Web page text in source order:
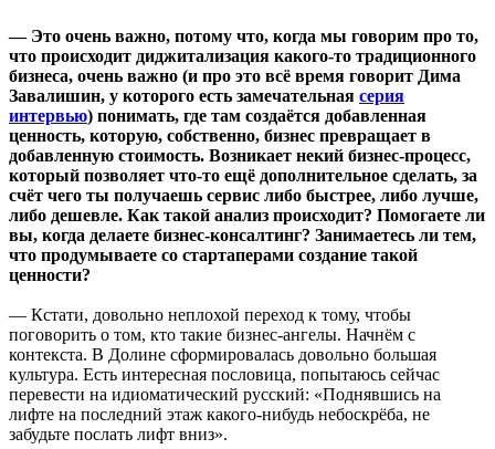
— Это очень важно, потому что, когда мы говорим про то,
что происходит диджитализация какого-то традиционного
бизнеса, очень важно (и про это всё время говорит Дима
Завалишин, у которого есть замечательная серия
интервью) понимать, где там создаётся добавленная
ценность, которую, собственно, бизнес превращает в
добавленную стоимость. Возникает некий бизнес-процесс,
который позволяет что-то ещё дополнительное сделать, за
счёт чего ты получаешь сервис либо быстрее, либо лучше,
либо дешевле. Как такой анализ происходит? Помогаете ли
вы, когда делаете бизнес-консалтинг? Занимаетесь ли тем,
что продумываете со стартаперами создание такой
ценности?
— Кстати, довольно неплохой переход к тому, чтобы
поговорить о том, кто такие бизнес-ангелы. Начнём с
контекста. В Долине сформировалась довольно большая
культура. Есть интересная пословица, попытаюсь сейчас
перевести на идиоматический русский: «Поднявшись на
лифте на последний этаж какого-нибудь небоскрёба, не
забудьте послать лифт вниз».